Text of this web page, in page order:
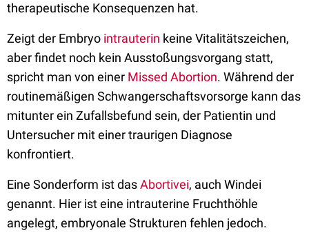
therapeutische Konsequenzen hat.
Zeigt der Embryo intrauterin keine Vitalitätszeichen,
aber findet noch kein Ausstoßungsvorgang statt,
spricht man von einer Missed Abortion. Während der
routinemäßigen Schwangerschaftsvorsorge kann das
mitunter ein Zufallsbefund sein, der Patientin und
Untersucher mit einer traurigen Diagnose
konfrontiert.
Eine Sonderform ist dasAbortivei, auch Windei
genannt. Hier ist eine intrauterine Fruchthöhle
angelegt, embryonale Strukturen fehlen jedoch.